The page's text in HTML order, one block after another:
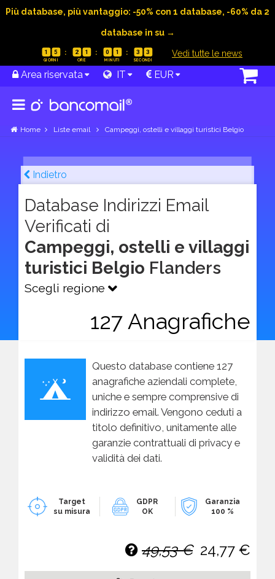
Più database, più vantaggio: -50% con 1 database, -60% da 2
database in su →
1 5 2 1 0 1 3 2 Vedi tutte le news
Area riservata IT EUR
Home Liste email Campeggi, ostelli e villaggi turistici Belgio
Indietro
Database Indirizzi Email
Verificati di
Campeggi, ostelli e villaggi
turistici Belgio Flanders
Scegli regione
127 Anagrafiche
Questo database contiene 127
anagrafiche aziendali complete,
uniche e sempre comprensive di
indirizzo email. Vengono ceduti a
titolo definitivo, unitamente alle
garanzie contrattuali di privacy e
validità dei dati.
Target
su misura
GDPR
OK
Garanzia
100 %
49,53 € 24,77 €